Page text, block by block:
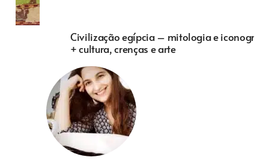
Civilização egípcia – mitologia e iconografia
+ cultura, crenças e arte